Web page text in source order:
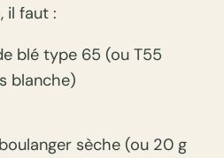
il faut :
blé type 65 (ou T55
blanche)
sèche (ou 20 g